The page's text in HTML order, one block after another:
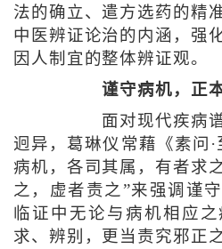
法的确立、遣方选药的精
中医辨证论治的内涵，强
因人制宜的整体辨证观。
谨守病机，正
面对现代疾病谱
迥异，葛琳仪常藉《素问
病机，各司其属，有者求
之，虚者责之”来强调谨
临证中无论与病机相应
求、辨别，更当责究邪正